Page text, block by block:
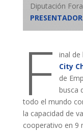
Diputación
PRESENTADOR
F inal de
City
de
busca
todo el mundo
la capacidad de
cooperativo en 9